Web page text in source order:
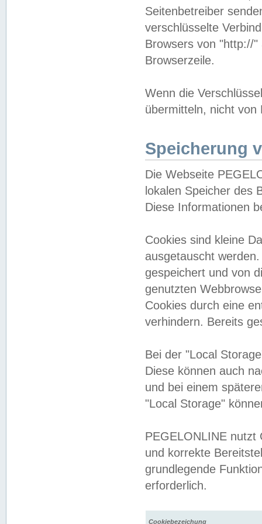
Seitenbetreiber
verschlüsselte
Browsers von "http://
Browserzeile.
Wenn die
übermitteln, nicht von
Speicherung
Die Webseite
lokalen Speicher des
Diese Informationen
Cookies sind kleine
ausgetauscht
gespeichert und von
genutzten
Cookies durch eine
verhindern. Bereits
Bei der "Local
Diese können auch
und bei einem
"Local Storage"
PEGELONLINE nutzt
und korrekte
grundlegende
erforderlich.
Cookiebezeichung